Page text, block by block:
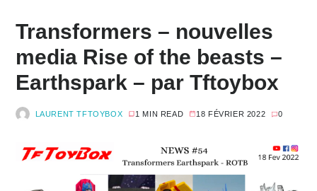
Transformers – nouvelles
media Rise of the beasts –
Earthspark – par Tftoybox
LAURENT TFTOYBOX 1 MIN READ 18 FÉVRIER 2022 0